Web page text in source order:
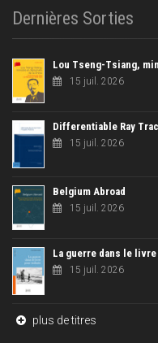
Dernières Sorties
Lou Tseng-Tsiang,
15 juil. 2026
Differentiable Ray
15 juil. 2026
Belgium Abroad
15 juil. 2026
La guerre dans le
15 juil. 2026
plus de titres